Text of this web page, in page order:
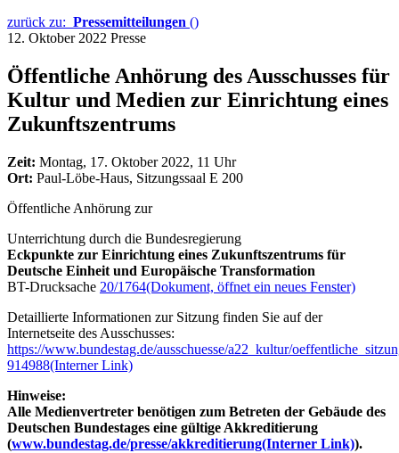
zurück zu: Pressemitteilungen ()
12. Oktober 2022 Presse
Öffentliche Anhörung des Ausschusses für
Kultur und Medien zur Einrichtung eines
Zukunftszentrums
Zeit: Montag, 17. Oktober 2022, 11 Uhr
Ort: Paul-Löbe-Haus, Sitzungssaal E 200
Öffentliche Anhörung zur
Unterrichtung durch die Bundesregierung
Eckpunkte zur Einrichtung eines Zukunftszentrums für
Deutsche Einheit und Europäische Transformation
BT-Drucksache 20/1764(Dokument, öffnet ein neues Fenster)
Detaillierte Informationen zur Sitzung finden Sie auf der
Internetseite des Ausschusses:
https://www.bundestag.de/ausschuesse/a22_kultur/
914988(Interner Link)
Hinweise:
Alle Medienvertreter benötigen zum Betreten der Gebäude des
Deutschen Bundestages eine gültige Akkreditierung
(www.bundestag.de/presse/akkreditierung(Interner Link)).